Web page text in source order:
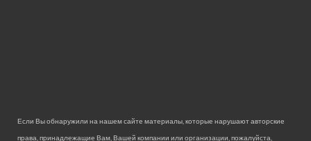
Если Вы обнаружили на нашем сайте материалы, которые нарушают авторские
права, принадлежащие Вам, Вашей компании или организации, пожалуйста,